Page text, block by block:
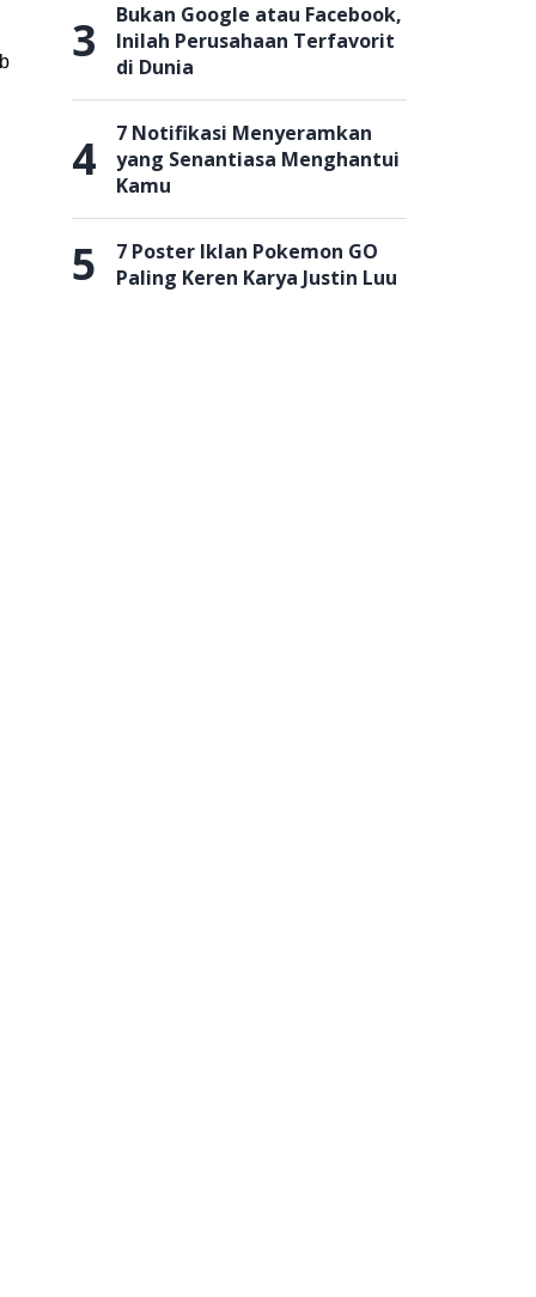
3
Bukan Google atau Facebook,
Inilah Perusahaan Terfavorit
di Dunia
4
7 Notifikasi Menyeramkan
yang Senantiasa Menghantui
Kamu
5
7 Poster Iklan Pokemon GO
Paling Keren Karya Justin Luu